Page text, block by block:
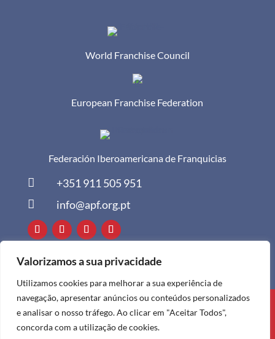
Valorizamos a sua privacidade
Utilizamos cookies para melhorar a sua experiência de
navegação, apresentar anúncios ou conteúdos personalizados
e analisar o nosso tráfego. Ao clicar em "Aceitar Todos",
concorda com a utilização de cookies.
World Franchise Council
European Franchise Federation
Federación Iberoamericana de Franquicias
 +351 911 505 951
 info@apf.org.pt
Todos os direitos reservados à APF ©
2024